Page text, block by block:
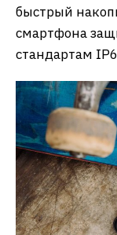
быстрый
смартфона
стандартам